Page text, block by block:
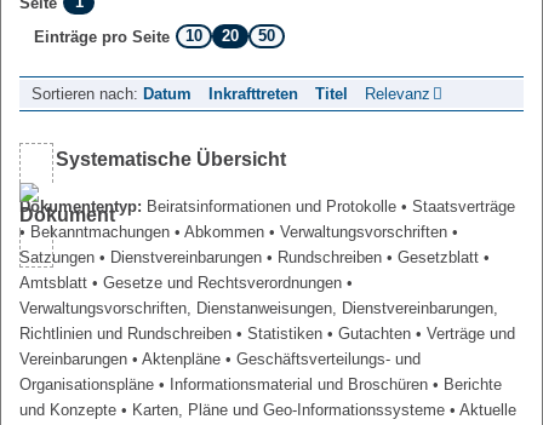
Einträge pro Seite
10 20 50
Sortieren nach: Datum Inkrafttreten Titel Relevanz
Systematische Übersicht
Dokumententyp: Beiratsinformationen und Protokolle • Staatsverträge
• Bekanntmachungen • Abkommen • Verwaltungsvorschriften •
Satzungen • Dienstvereinbarungen • Rundschreiben • Gesetzblatt •
Amtsblatt • Gesetze und Rechtsverordnungen •
Verwaltungsvorschriften, Dienstanweisungen, Dienstvereinbarungen,
Richtlinien und Rundschreiben • Statistiken • Gutachten • Verträge und
Vereinbarungen • Aktenpläne • Geschäftsverteilungs- und
Organisationspläne • Informationsmaterial und Broschüren • Berichte
und Konzepte • Karten, Pläne und Geo-Informationssysteme • Aktuelle